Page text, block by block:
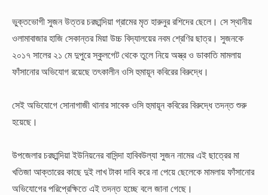
ভুক্তভোগী সুজন উত্তর চরছান্দিয়া গ্রামের মৃত হারুনুর রশিদের ছেলে। সে স্থানীয়
ওলামাবাজার হাজি সেকান্তর মিয়া উচ্চ বিদ্যালয়ের নবম শ্রেণির ছাত্র। সুজনকে
২০১৭ সালের ২১ মে দুপুরে স্কুলগেট থেকে তুলে নিয়ে অস্ত্র ও ডাকাতি মামলায়
ফাঁসানোর অভিযোগ রয়েছে তৎকালীন ওসি হুমায়ূন কবিরের বিরুদ্ধে।
সেই অভিযোগে সোনাগাজী থানার সাবেক ওসি হুমায়ূন কবিরের বিরুদ্ধে তদন্ত শুরু
হয়েছে।
উপজেলার চরছান্দিয়া ইউনিয়নের বাসিন্দা হাবিবউল্যা সুজন নামের এই ছাত্রের মা
খতিজা আক্তারের কাছে দুই লাখ টাকা দাবি করে না পেয়ে ছেলেকে মামলায় ফাঁসানোর
অভিযোগের পরিপ্রেক্ষিতে এই তদন্ত হচ্ছে বলে জানা গেছে।